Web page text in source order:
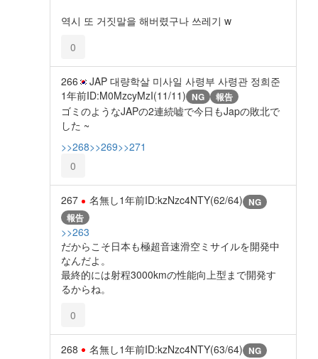
역시 또 거짓말을 해버렸구나 쓰레기 w
0
266
JAP 대량학살 미사일 사령부 사령관 정희준
1年前ID:M0MzcyMzI(11/11) NG 報告
ゴミのようなJAPの2連続嘘で今日もJapの敗北で
した ~
>>268>>269>>271
0
267 名無し1年前ID:kzNzc4NTY(62/64) NG
報告
>>263
だからこそ日本も極超音速滑空ミサイルを開発中
なんだよ。
最終的には射程3000kmの性能向上型まで開発す
るからね。
0
268 名無し1年前ID:kzNzc4NTY(63/64) NG